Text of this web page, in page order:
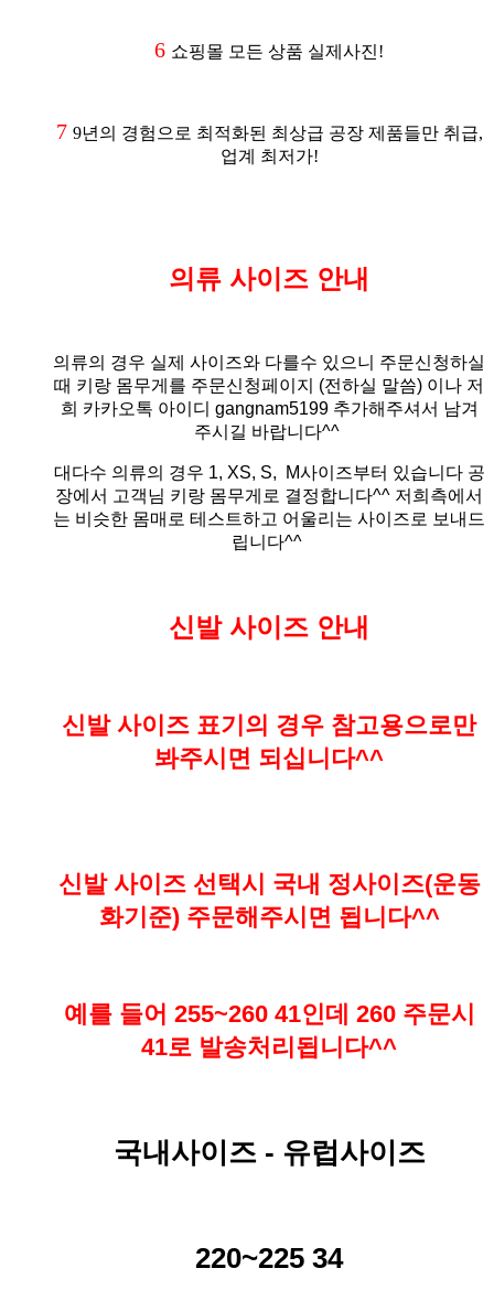
6 쇼핑몰 모든 상품 실제사진!
7 9년의 경험으로 최적화된 최상급 공장 제품들만 취급,
업계 최저가!
의류 사이즈 안내
의류의 경우 실제 사이즈와 다를수 있으니 주문신청하실
때 키랑 몸무게를 주문신청페이지 (전하실 말씀) 이나 저
희 카카오톡 아이디 gangnam5199 추가해주셔서 남겨
주시길 바랍니다^^
대다수 의류의 경우 1, XS, S, M사이즈부터 있습니다 공
장에서 고객님 키랑 몸무게로 결정합니다^^ 저희측에서
는 비슷한 몸매로 테스트하고 어울리는 사이즈로 보내드
립니다^^
신발 사이즈 안내
신발 사이즈 표기의 경우 참고용으로만
봐주시면 되십니다^^
신발 사이즈 선택시 국내 정사이즈(운동
화기준) 주문해주시면 됩니다^^
예를 들어 255~260 41인데 260 주문시
41로 발송처리됩니다^^
국내사이즈 - 유럽사이즈
220~225 34